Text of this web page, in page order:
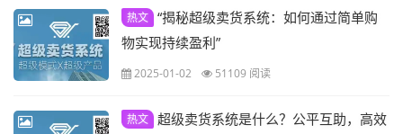
热文 “揭秘超级卖货系统：如何通过简单购
物实现持续盈利”
2025-01-02 51109 阅读
热文 超级卖货系统是什么？公平互助，高效